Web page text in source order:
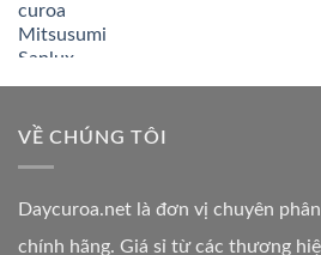
VỀ CHÚNG TÔI
Daycuroa.net là đơn vị chuyên
chính hãng. Giá sỉ từ các thương